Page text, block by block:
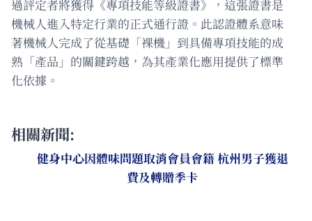
過評定者將獲得《專項技能等級證書》，這張證書是
機械人進入特定行業的正式通行證。此認證體系意味
著機械人完成了從基礎「裸機」到具備專項技能的成
熟「產品」的關鍵跨越，為其產業化應用提供了標準
化依據。
相關新聞:
健身中心因體味問題取消會員會籍 杭州男子獲退
費及轉贈季卡